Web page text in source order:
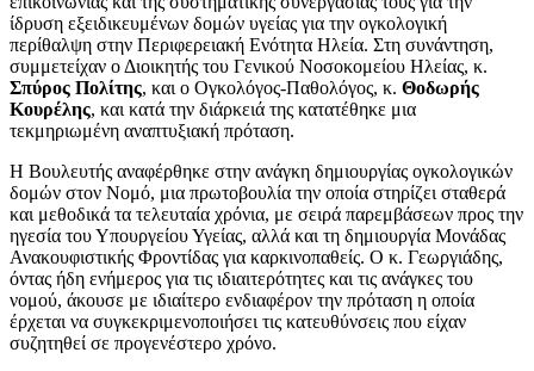
ίδρυση εξειδικευμένων δομών υγείας για την ογκολογική
περίθαλψη στην Περιφερειακή Ενότητα Ηλεία. Στη συνάντηση,
συμμετείχαν ο Διοικητής του Γενικού Νοσοκομείου Ηλείας, κ.
Σπύρος Πολίτης, και ο Ογκολόγος-Παθολόγος, κ. Θοδωρής
Κουρέλης, και κατά την διάρκειά της κατατέθηκε μια
τεκμηριωμένη αναπτυξιακή πρόταση.
Η Βουλευτής αναφέρθηκε στην ανάγκη δημιουργίας ογκολογικών
δομών στον Νομό, μια πρωτοβουλία την οποία στηρίζει σταθερά
και μεθοδικά τα τελευταία χρόνια, με σειρά παρεμβάσεων προς την
ηγεσία του Υπουργείου Υγείας, αλλά και τη δημιουργία Μονάδας
Ανακουφιστικής Φροντίδας για καρκινοπαθείς. Ο κ. Γεωργιάδης,
όντας ήδη ενήμερος για τις ιδιαιτερότητες και τις ανάγκες του
νομού, άκουσε με ιδιαίτερο ενδιαφέρον την πρόταση η οποία
έρχεται να συγκεκριμενοποιήσει τις κατευθύνσεις που είχαν
συζητηθεί σε προγενέστερο χρόνο.